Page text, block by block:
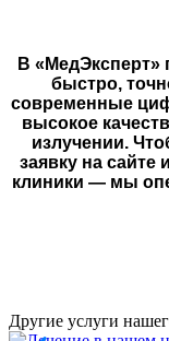
В
быстро,
современные
высокое
излучении.
заявку на сайте
клиники — мы
Другие услуги